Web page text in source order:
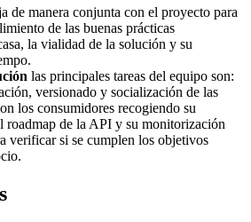
de manera conjunta con el proyecto para
de las buenas prácticas
la vialidad de la solución y su
las principales tareas del equipo son:
versionado y socialización de las
los consumidores recogiendo su
roadmap de la API y su monitorización
verificar si se cumplen los objetivos